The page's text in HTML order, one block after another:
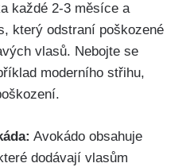
každé 2-3 měsíce a
který odstraní poškozené
vlasů. Nebojte se
moderního střihu,
Avokádo obsahuje
dodávají vlasům